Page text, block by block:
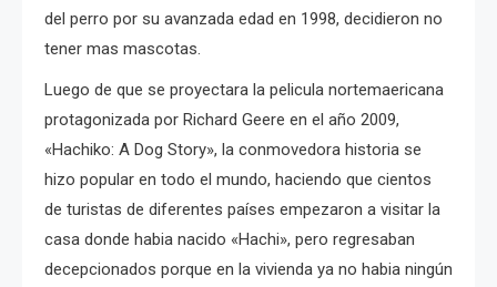
del perro por su avanzada edad en 1998, decidieron no
tener mas mascotas.
Luego de que se proyectara la pelicula nortemaericana
protagonizada por Richard Geere en el año 2009,
«Hachiko: A Dog Story», la conmovedora historia se
hizo popular en todo el mundo, haciendo que cientos
de turistas de diferentes países empezaron a visitar la
casa donde habia nacido «Hachi», pero regresaban
decepcionados porque en la vivienda ya no habia ningún